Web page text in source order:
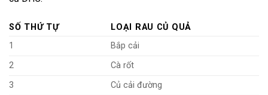
SỐ THỨ TỰ
LOẠI RAU CỦ QUẢ
1
Bắp cải
2
Cà rốt
3
Củ cải đường